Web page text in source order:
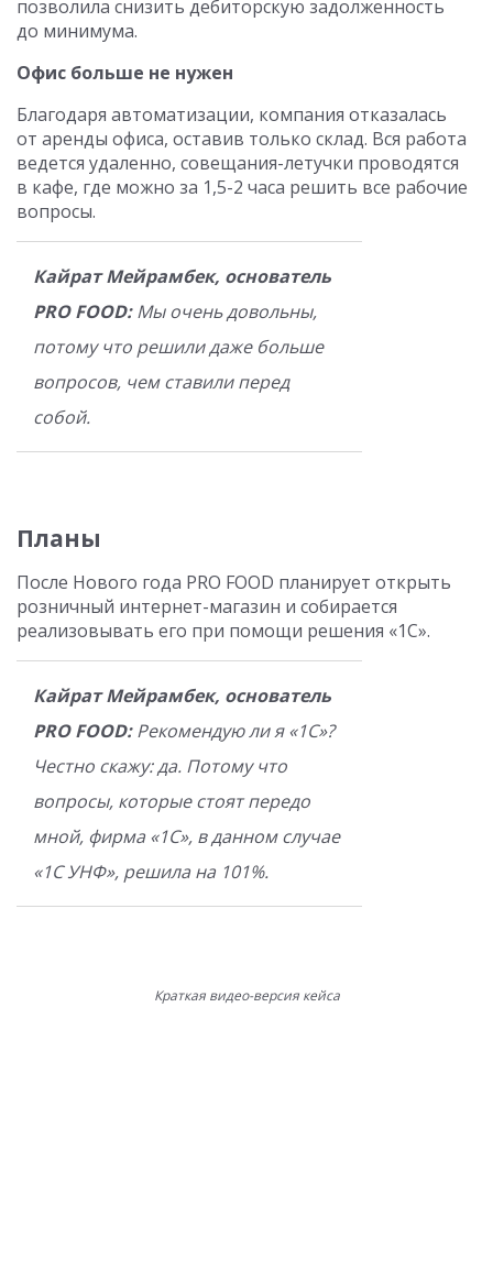
позволила снизить дебиторскую задолженность
до минимума.
Офис больше не нужен
Благодаря автоматизации, компания отказалась
от аренды офиса, оставив только склад. Вся работа
ведется удаленно, совещания-летучки проводятся
в кафе, где можно за 1,5-2 часа решить все рабочие
вопросы.
Кайрат Мейрамбек, основатель
PRO FOOD:Мы очень довольны,
потому что решили даже больше
вопросов, чем ставили перед
собой.
Планы
После Нового года PRO FOOD планирует открыть
розничный интернет-магазин и собирается
реализовывать его при помощи решения «1С».
Кайрат Мейрамбек, основатель
PRO FOOD:Рекомендую ли я «1С»?
Честно скажу: да. Потому что
вопросы, которые стоят передо
мной, фирма «1С», в данном случае
«1С УНФ», решила на 101%.
Краткая видео-версия кейса